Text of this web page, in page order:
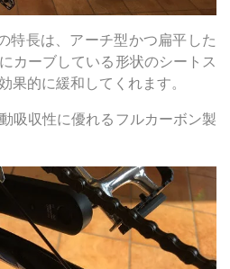
特長は、アーチ型かつ扁平した
カーブしている形状のシートス
果的に緩和してくれます。
吸収性に優れるフルカーボン製